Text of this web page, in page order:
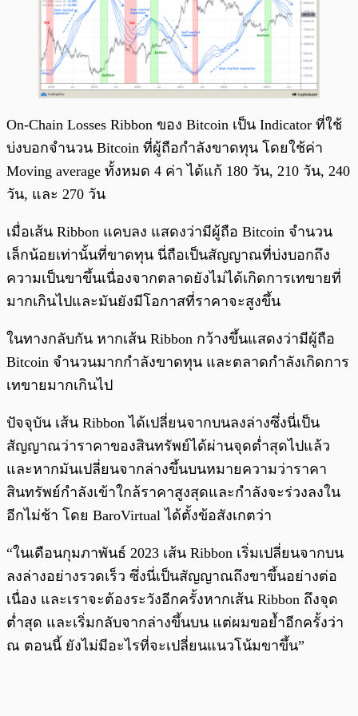
On-Chain Losses Ribbon ของ Bitcoin เป็น Indicator ที่ใช้
บ่งบอกจำนวน Bitcoin ที่ผู้ถือกำลังขาดทุน โดยใช้ค่า
Moving average ทั้งหมด 4 ค่า ได้แก้ 180 วัน, 210 วัน, 240
วัน, และ 270 วัน
เมื่อเส้น Ribbon แคบลง แสดงว่ามีผู้ถือ Bitcoin จำนวน
เล็กน้อยเท่านั้นที่ขาดทุน นี่ถือเป็นสัญญาณที่บ่งบอกถึง
ความเป็นขาขึ้นเนื่องจากตลาดยังไม่ได้เกิดการเทขายที่
มากเกินไปและมันยังมีโอกาสที่ราคาจะสูงขึ้น
ในทางกลับกัน หากเส้น Ribbon กว้างขึ้นแสดงว่ามีผู้ถือ
Bitcoin จำนวนมากกำลังขาดทุน และตลาดกำลังเกิดการ
เทขายมากเกินไป
ปัจจุบัน เส้น Ribbon ได้เปลี่ยนจากบนลงล่างซึ่งนี่เป็น
สัญญาณว่าราคาของสินทรัพย์ได้ผ่านจุดต่ำสุดไปแล้ว
และหากมันเปลี่ยนจากล่างขึ้นบนหมายความว่าราคา
สินทรัพย์กำลังเข้าใกล้ราคาสูงสุดและกำลังจะร่วงลงใน
อีกไม่ช้า โดย BaroVirtual ได้ตั้งข้อสังเกตว่า
“ในเดือนกุมภาพันธ์ 2023 เส้น Ribbon เริ่มเปลี่ยนจากบน
ลงล่างอย่างรวดเร็ว ซึ่งนี่เป็นสัญญาณถึงขาขึ้นอย่างต่อ
เนื่อง และเราจะต้องระวังอีกครั้งหากเส้น Ribbon ถึงจุด
ต่ำสุด และเริ่มกลับจากล่างขึ้นบน แต่ผมขอย้ำอีกครั้งว่า
ณ ตอนนี้ ยังไม่มีอะไรที่จะเปลี่ยนแนวโน้มขาขึ้น”